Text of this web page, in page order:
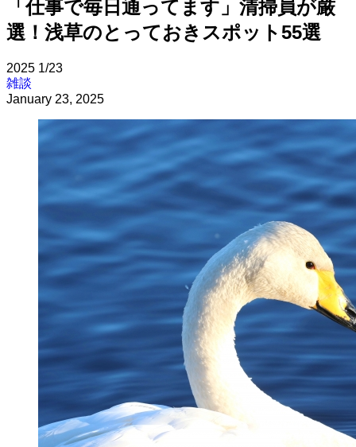
「仕事で毎日通ってます」清掃員が厳
選！浅草のとっておきスポット55選
2025 1/23
雑談
January 23, 2025